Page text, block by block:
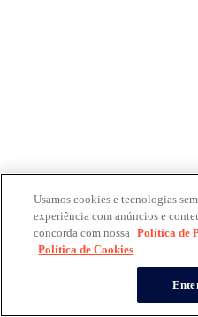
Usamos cookies e tecnologias
experiência com anúncios e
concorda com nossa Política de
Política de Cookies